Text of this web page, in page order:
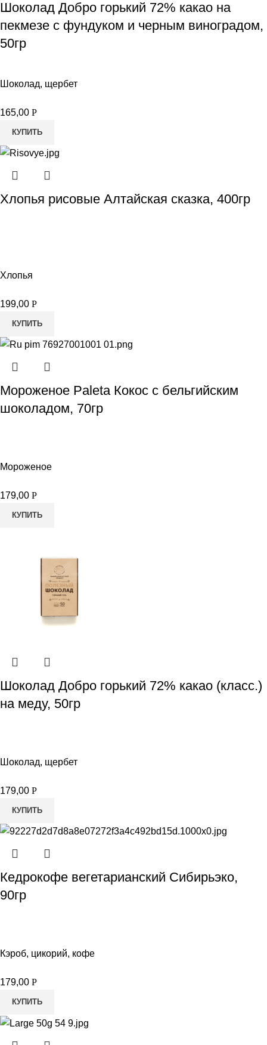
Шоколад Добро горький 72% какао на
пекмезе с фундуком и черным виноградом,
50гр
Шоколад, щербет
165,00 Р
КУПИТЬ
Хлопья рисовые Алтайская сказка, 400гр
Хлопья
199,00 Р
КУПИТЬ
Мороженое Paleta Кокос с бельгийским
шоколадом, 70гр
Мороженое
179,00 Р
КУПИТЬ
Шоколад Добро горький 72% какао (класс.)
на меду, 50гр
Шоколад, щербет
179,00 Р
КУПИТЬ
Кедрокофе вегетарианский Сибирьэко,
90гр
Кэроб, цикорий, кофе
179,00 Р
КУПИТЬ